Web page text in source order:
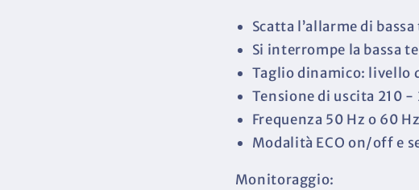
Scatta l’allarme di
Si interrompe la bassa
Taglio dinamico: livello
Tensione di uscita 210 -
Frequenza 50 Hz o 60 Hz
Modalità ECO on/off e
Monitoraggio: